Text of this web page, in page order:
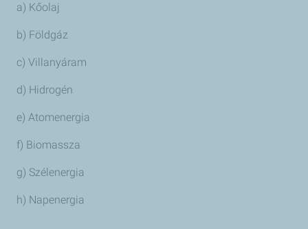
a) Kőolaj
b) Földgáz
c) Villanyáram
d) Hidrogén
e) Atomenergia
f) Biomassza
g) Szélenergia
h) Napenergia